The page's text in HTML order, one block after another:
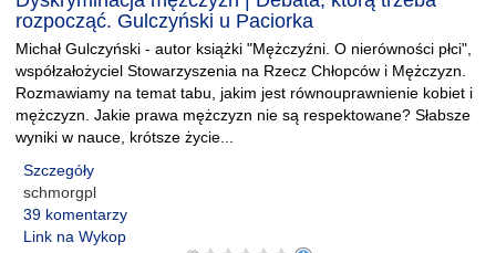
rozpocząć. Gulczyński u Paciorka
Michał Gulczyński - autor książki "Mężczyźni. O nierówności płci",
współzałożyciel Stowarzyszenia na Rzecz Chłopców i Mężczyzn.
Rozmawiamy na temat tabu, jakim jest równouprawnienie kobiet i
mężczyzn. Jakie prawa mężczyzn nie są respektowane? Słabsze
wyniki w nauce, krótsze życie...
Szczegóły
schmorgpl
39 komentarzy
Link na Wykop